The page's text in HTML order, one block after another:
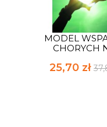
MODEL
CHORYCH
25,70 zł